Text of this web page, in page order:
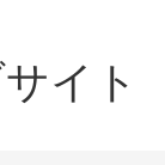
イト